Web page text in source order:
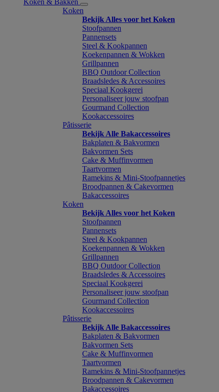
Koken & Bakken
Koken
Bekijk Alles voor het Koken
Stoofpannen
Pannensets
Steel & Kookpannen
Koekenpannen & Wokken
Grillpannen
BBQ Outdoor Collection
Braadsledes & Accessoires
Speciaal Kookgerei
Personaliseer jouw stoofpan
Gourmand Collection
Kookaccessoires
Pâtisserie
Bekijk Alle Bakaccessoires
Bakplaten & Bakvormen
Bakvormen Sets
Cake & Muffinvormen
Taartvormen
Ramekins & Mini-Stoofpannetjes
Broodpannen & Cakevormen
Bakaccessoires
Koken
Bekijk Alles voor het Koken
Stoofpannen
Pannensets
Steel & Kookpannen
Koekenpannen & Wokken
Grillpannen
BBQ Outdoor Collection
Braadsledes & Accessoires
Speciaal Kookgerei
Personaliseer jouw stoofpan
Gourmand Collection
Kookaccessoires
Pâtisserie
Bekijk Alle Bakaccessoires
Bakplaten & Bakvormen
Bakvormen Sets
Cake & Muffinvormen
Taartvormen
Ramekins & Mini-Stoofpannetjes
Broodpannen & Cakevormen
Bakaccessoires